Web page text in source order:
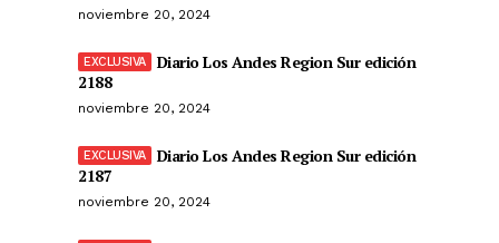
noviembre 20, 2024
Diario Los Andes Region Sur edición
2188
noviembre 20, 2024
Diario Los Andes Region Sur edición
2187
noviembre 20, 2024